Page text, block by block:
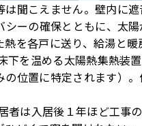
聞こえません。壁内に遮
ーの確保とともに、太
を各戸に送り、給湯と暖
を温める太陽熱集熱装
位置に特定されます）
は入居後１年ほど工事